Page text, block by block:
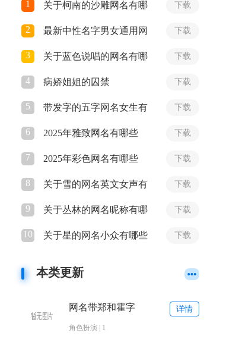
1
关于柯南的沙雕网名有哪
下载
2
最新中性名字男女通用网
下载
3
关于蓝色说唱的网名有哪
下载
4 病娇姐姐的囚禁 下载
5
带发字的五字网名女生有
下载
6 2025年雅致网名有哪些 下载
7 2025年彩色网名有哪些 下载
8
关于雪的网名英文女声有
下载
9
关于丛林的网名昵称有哪
下载
10 关于星的网名小众有哪些 下载
本类更新
网名带郑和霍字
角色扮演 | 1
详情